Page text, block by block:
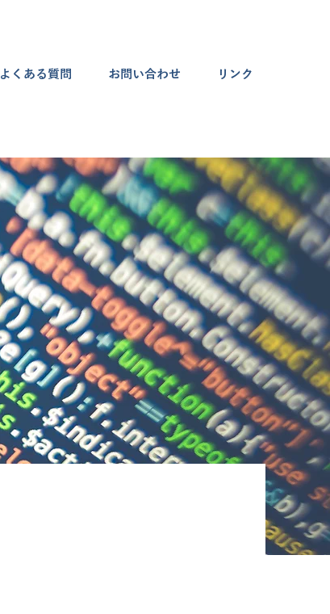
よくある質問 お問い合わせ リンク